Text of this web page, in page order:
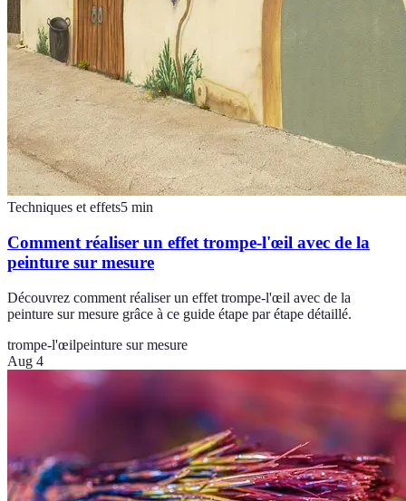
Techniques et effets5 min
Comment réaliser un effet trompe-l'œil avec de la
peinture sur mesure
Découvrez comment réaliser un effet trompe-l'œil avec de la
peinture sur mesure grâce à ce guide étape par étape détaillé.
trompe-l'œilpeinture sur mesure
Aug 4